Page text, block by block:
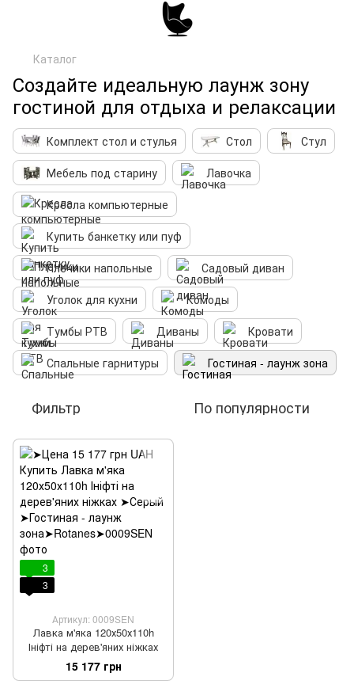
Каталог
Создайте идеальную лаунж зону
гостиной для отдыха и релаксации
Комплект стол и стулья Стол
Стул
Мебель под старину
Лавочка
Кресла компьютерные
Купить банкетку или пуф
Плечики напольные
Садовый диван
Уголок для кухни
Комоды
Тумбы РТВ
Диваны
Кровати
Спальные гарнитуры
Гостиная - лаунж зона
Фильтр По популярности
3
3
Артикул: 0009SEN
Лавка м'яка 120х50х110h
Ініфті на дерев'яних ніжках
15 177 грн